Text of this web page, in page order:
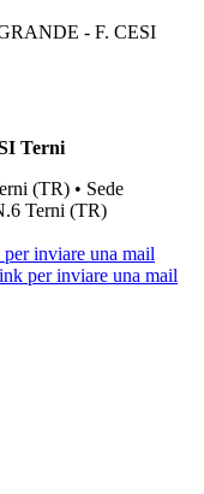
- F. CESI
Terni
(TR) • Sede
Terni (TR)
inviare una mail
per inviare una mail